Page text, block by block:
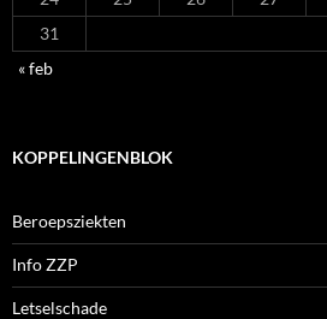
31
« feb
KOPPELINGENBLOK
Beroepsziekten
Info ZZP
Letselschade